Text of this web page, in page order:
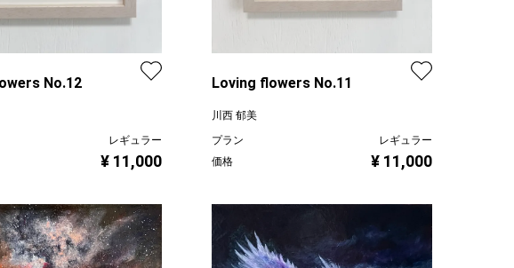
No.12
レギュラー
¥ 11,000
Loving flowers No.11
川西 郁美
プラン
レギュラー
価格
¥ 11,000